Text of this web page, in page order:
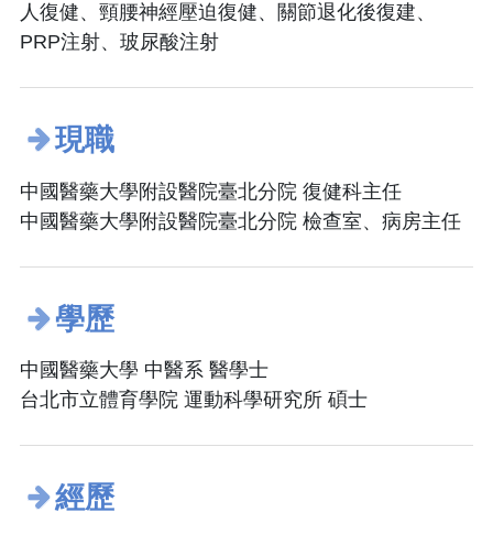
人復健、頸腰神經壓迫復健、關節退化後復建、
PRP注射、玻尿酸注射
現職
中國醫藥大學附設醫院臺北分院 復健科主任
中國醫藥大學附設醫院臺北分院 檢查室、病房主任
學歷
中國醫藥大學 中醫系 醫學士
台北市立體育學院 運動科學研究所 碩士
經歷